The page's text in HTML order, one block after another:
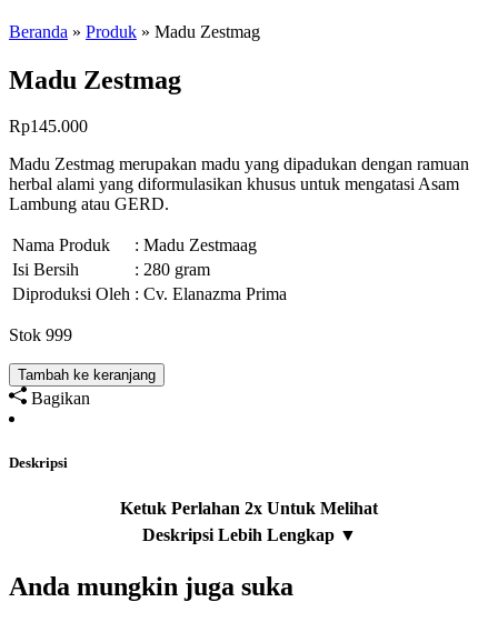
Beranda » Produk » Madu Zestmag
Madu Zestmag
Rp145.000
Madu Zestmag merupakan madu yang dipadukan dengan ramuan
herbal alami yang diformulasikan khusus untuk mengatasi Asam
Lambung atau GERD.
Nama Produk
: Madu Zestmaag
Isi Bersih
: 280 gram
Diproduksi Oleh : Cv. Elanazma Prima
Stok 999
Tambah ke keranjang
Bagikan
Deskripsi
Anda mungkin juga suka